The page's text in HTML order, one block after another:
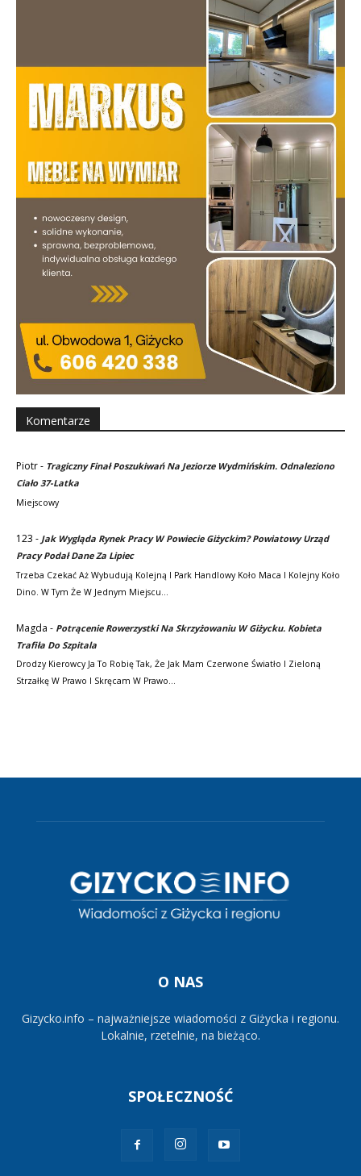
Komentarze
Piotr- Tragiczny Finał Poszukiwań Na Jeziorze Wydmińskim. Odnaleziono
Ciało 37-Latka
Miejscowy
123 - Jak Wygląda Rynek Pracy W Powiecie Giżyckim? Powiatowy Urząd
Pracy Podał Dane Za Lipiec
Trzeba Czekać Aż Wybudują Kolejną I Park Handlowy Koło Maca I Kolejny Koło
Dino. W Tym Że W Jednym Miejscu…
Magda - Potrącenie Rowerzystki Na Skrzyżowaniu W Giżycku. Kobieta
Trafiła Do Szpitala
Drodzy Kierowcy Ja To Robię Tak, Że Jak Mam Czerwone Światło I Zieloną
Strzałkę W Prawo I Skręcam W Prawo…
O NAS
Gizycko.info – najważniejsze wiadomości z Giżycka i regionu.
Lokalnie, rzetelnie, na bieżąco.
SPOŁECZNOŚĆ